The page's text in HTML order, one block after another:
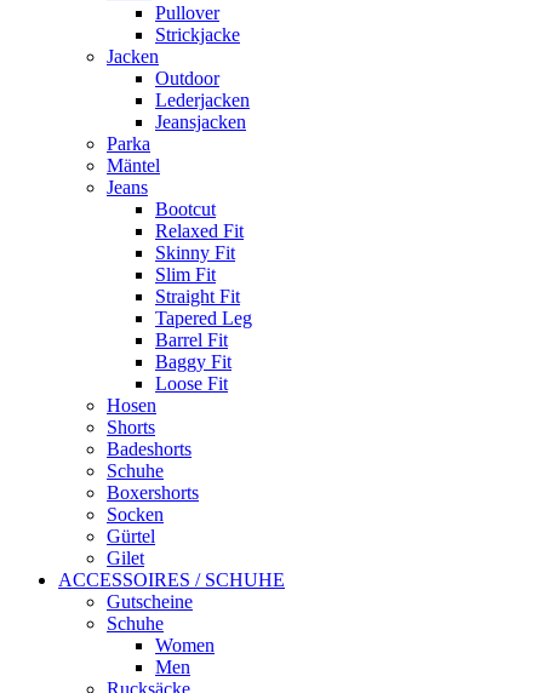
Pullover
Strickjacke
Jacken
Outdoor
Lederjacken
Jeansjacken
Parka
Mäntel
Jeans
Bootcut
Relaxed Fit
Skinny Fit
Slim Fit
Straight Fit
Tapered Leg
Barrel Fit
Baggy Fit
Loose Fit
Hosen
Shorts
Badeshorts
Schuhe
Boxershorts
Socken
Gürtel
Gilet
ACCESSOIRES / SCHUHE
Gutscheine
Schuhe
Women
Men
Rucksäcke